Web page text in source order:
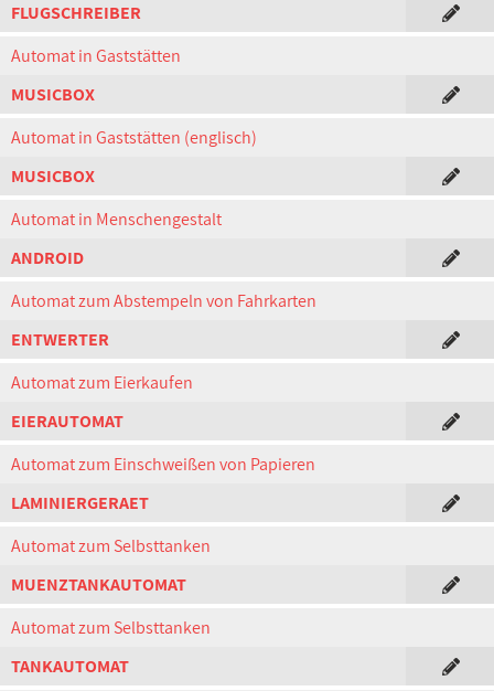
FLUGSCHREIBER
Automat in Gaststätten
MUSICBOX
Automat in Gaststätten (englisch)
MUSICBOX
Automat in Menschengestalt
ANDROID
Automat zum Abstempeln von Fahrkarten
ENTWERTER
Automat zum Eierkaufen
EIERAUTOMAT
Automat zum Einschweißen von Papieren
LAMINIERGERAET
Automat zum Selbsttanken
MUENZTANKAUTOMAT
Automat zum Selbsttanken
TANKAUTOMAT